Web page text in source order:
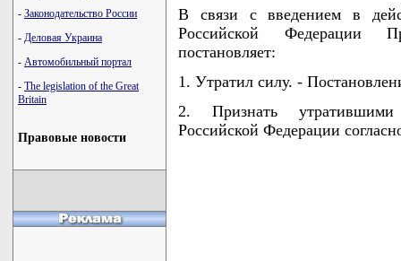
- Законодательство России
- Деловая Украина
- Автомобильный портал
- The legislation of the Great
Britain
Правовые новости
В связи с введением в
Российской Федерации
постановляет:
1. Утратил силу. -
2. Признать утратившими
Российской Федерации